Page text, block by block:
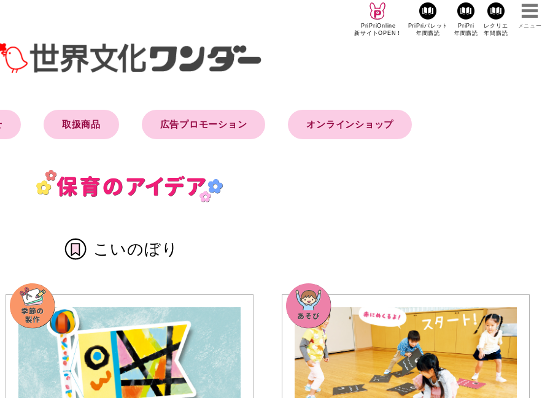
PriPriOnline
新サイトOPEN！
PriPriパレット
年間購読
PriPri
年間購読
レクリエ
年間購読
メニュー
取扱商品 広告プロモーション オンラインショップ
こいのぼり